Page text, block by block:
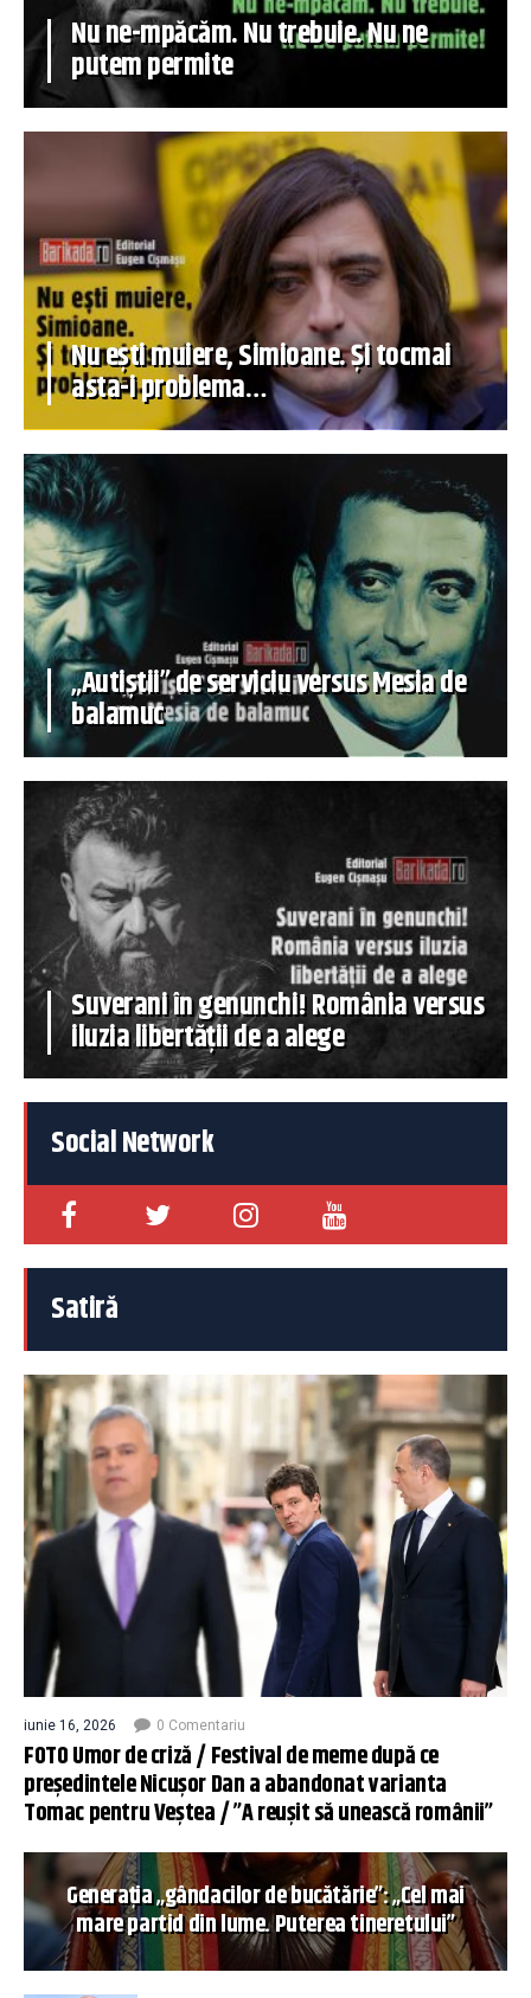
Nu ne-mpăcăm. Nu trebuie. Nu ne
putem permite
Nu ești muiere, Simioane. Și tocmai
asta-i problema…
„Autiștii” de serviciu versus Mesia de
balamuc
Suverani în genunchi! România versus
iluzia libertății de a alege
Social Network
Satiră
iunie 16, 2026 0 Comentariu
FOTO Umor de criză / Festival de meme după ce
președintele Nicușor Dan a abandonat varianta
Tomac pentru Veștea / ”A reușit să unească românii”
Generația „gândacilor de bucătărie”: „Cel mai
mare partid din lume. Puterea tineretului”